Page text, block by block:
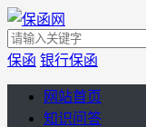
保函 银行保函
网站首页
知识问答